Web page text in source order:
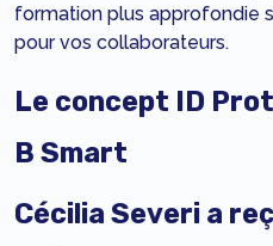
formation plus approfondie
pour vos collaborateurs.
Le concept ID
B Smart
Cécilia Severi a